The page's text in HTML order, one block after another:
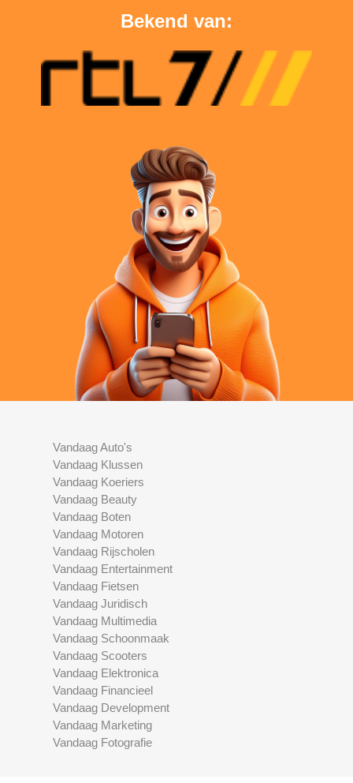
Bekend van:
Vandaag Auto's
Vandaag Klussen
Vandaag Koeriers
Vandaag Beauty
Vandaag Boten
Vandaag Motoren
Vandaag Rijscholen
Vandaag Entertainment
Vandaag Fietsen
Vandaag Juridisch
Vandaag Multimedia
Vandaag Schoonmaak
Vandaag Scooters
Vandaag Elektronica
Vandaag Financieel
Vandaag Development
Vandaag Marketing
Vandaag Fotografie